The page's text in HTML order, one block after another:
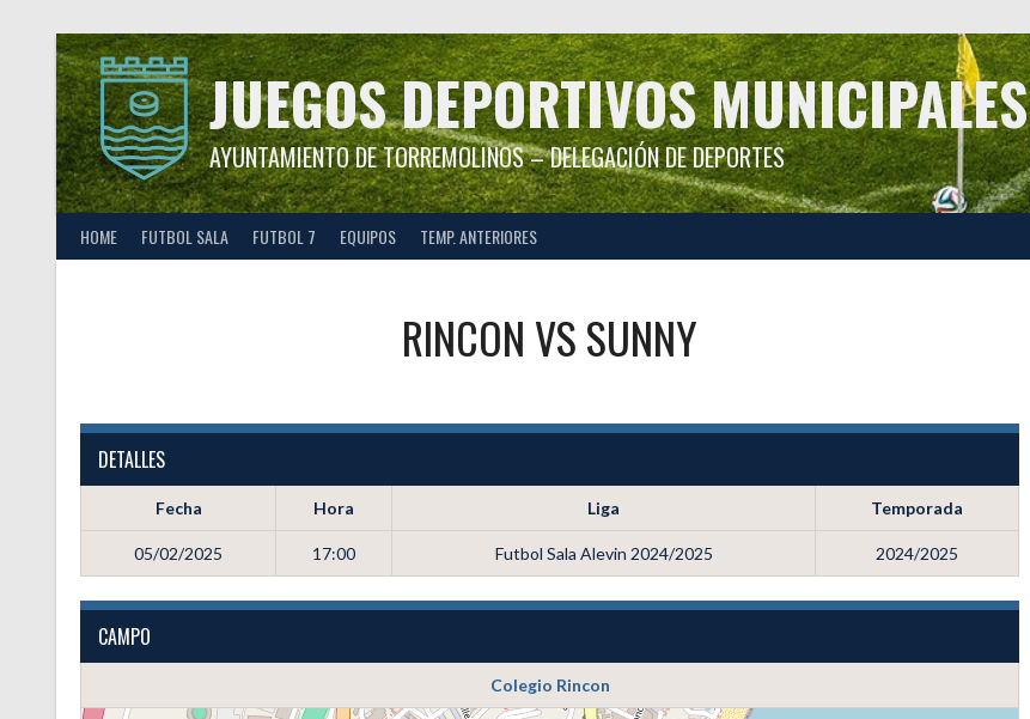
contenido
JUEGOS DEPORTIVOS MUNICIPALES
AYUNTAMIENTO DE TORREMOLINOS – DELEGACIÓN DE DEPORTES
HOME FUTBOL SALA FUTBOL 7 EQUIPOS TEMP. ANTERIORES
RINCON VSSUNNY
DETALLES
Fecha Hora Liga Temporada
05/02/2025 17:00 Futbol Sala Alevin 2024/2025 2024/2025
CAMPO
Colegio Rincon